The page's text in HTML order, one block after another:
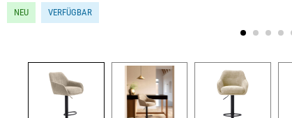
NEU VERFÜGBAR